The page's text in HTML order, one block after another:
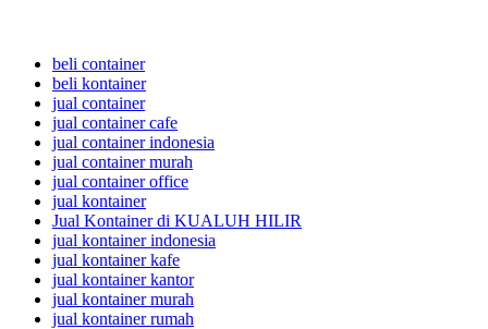
beli container
beli kontainer
jual container
jual container cafe
jual container indonesia
jual container murah
jual container office
jual kontainer
Jual Kontainer di KUALUH HILIR
jual kontainer indonesia
jual kontainer kafe
jual kontainer kantor
jual kontainer murah
jual kontainer rumah